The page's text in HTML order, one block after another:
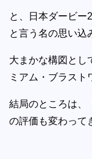
と、日本ダービー
と言う名の思い込
大まかな構図とし
ミアム・ブラスト
結局のところは、
の評価も変わって